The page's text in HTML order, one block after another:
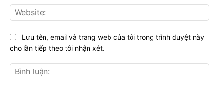
Lưu tên, email và trang web của tôi trong trình duyệt này
cho lần tiếp theo tôi nhận xét.